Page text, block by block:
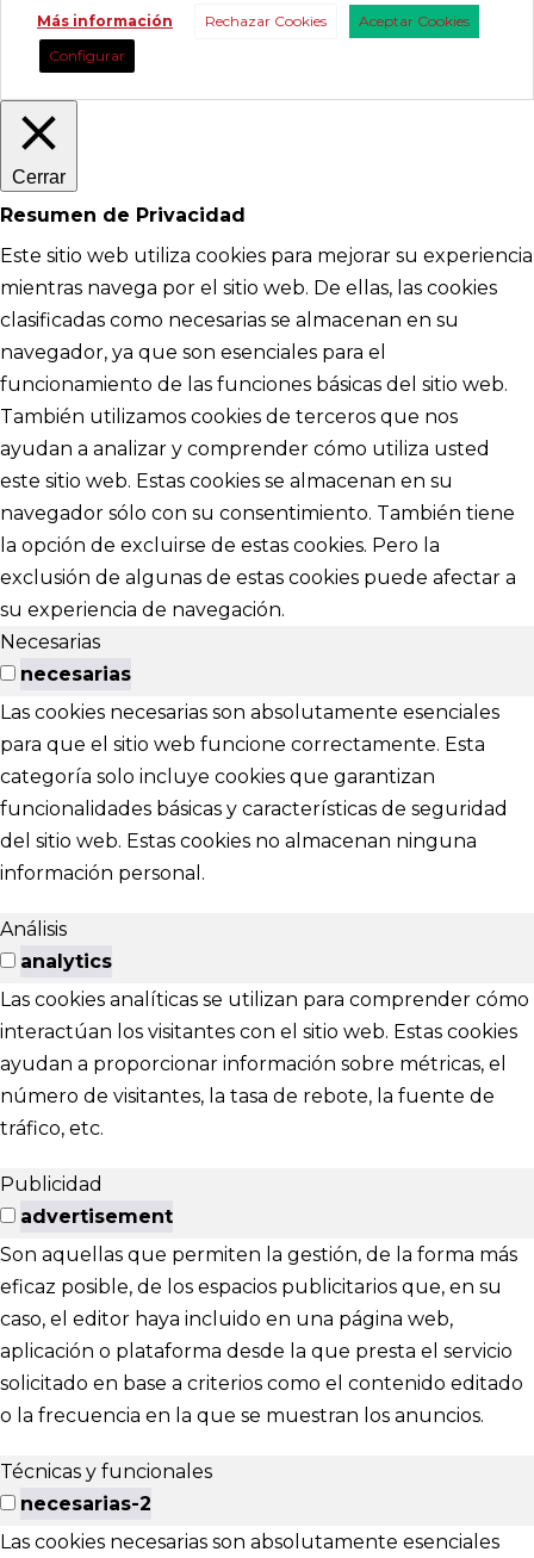
Más información Rechazar Cookies
Aceptar Cookies
Configurar
Cerrar
Resumen de Privacidad
Este sitio web utiliza cookies para mejorar su experiencia
mientras navega por el sitio web. De ellas, las cookies
clasificadas como necesarias se almacenan en su
navegador, ya que son esenciales para el
funcionamiento de las funciones básicas del sitio web.
También utilizamos cookies de terceros que nos
ayudan a analizar y comprender cómo utiliza usted
este sitio web. Estas cookies se almacenan en su
navegador sólo con su consentimiento. También tiene
la opción de excluirse de estas cookies. Pero la
exclusión de algunas de estas cookies puede afectar a
su experiencia de navegación.
Necesarias
necesarias
Las cookies necesarias son absolutamente esenciales
para que el sitio web funcione correctamente. Esta
categoría solo incluye cookies que garantizan
funcionalidades básicas y características de seguridad
del sitio web. Estas cookies no almacenan ninguna
información personal.
Análisis
analytics
Las cookies analíticas se utilizan para comprender cómo
interactúan los visitantes con el sitio web. Estas cookies
ayudan a proporcionar información sobre métricas, el
número de visitantes, la tasa de rebote, la fuente de
tráfico, etc.
Publicidad
advertisement
Son aquellas que permiten la gestión, de la forma más
eficaz posible, de los espacios publicitarios que, en su
caso, el editor haya incluido en una página web,
aplicación o plataforma desde la que presta el servicio
solicitado en base a criterios como el contenido editado
o la frecuencia en la que se muestran los anuncios.
Técnicas y funcionales
necesarias-2
Las cookies necesarias son absolutamente esenciales